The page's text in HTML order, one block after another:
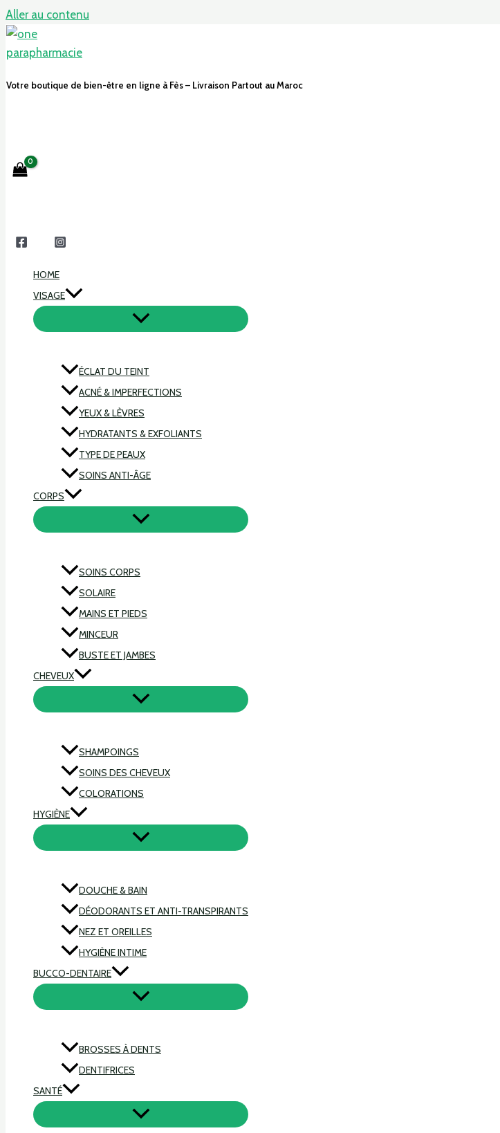
Aller au contenu
Votre boutique de bien-être en ligne à Fès – Livraison Partout au Maroc
HOME
VISAGE
ÉCLAT DU TEINT
ACNÉ & IMPERFECTIONS
YEUX & LÈVRES
HYDRATANTS & EXFOLIANTS
TYPE DE PEAUX
SOINS ANTI-ÂGE
CORPS
SOINS CORPS
SOLAIRE
MAINS ET PIEDS
MINCEUR
BUSTE ET JAMBES
CHEVEUX
SHAMPOINGS
SOINS DES CHEVEUX
COLORATIONS
HYGIÈNE
DOUCHE & BAIN
DÉODORANTS ET ANTI-TRANSPIRANTS
NEZ ET OREILLES
HYGIÈNE INTIME
BUCCO-DENTAIRE
BROSSES À DENTS
DENTIFRICES
SANTÉ